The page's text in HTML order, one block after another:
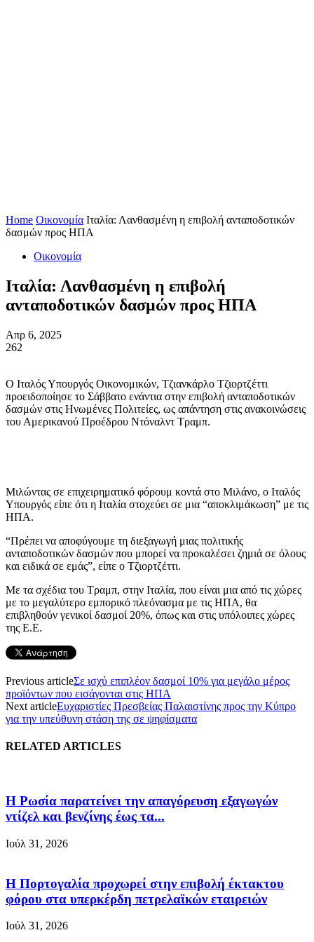
Home Οικονομία Ιταλία: Λανθασμένη η επιβολή ανταποδοτικών
δασμών προς ΗΠΑ
Οικονομία
Ιταλία: Λανθασμένη η επιβολή
ανταποδοτικών δασμών προς ΗΠΑ
Απρ 6, 2025
262
Ο Ιταλός Υπουργός Οικονομικών, Τζιανκάρλο Τζιορτζέττι
προειδοποίησε το Σάββατο ενάντια στην επιβολή ανταποδοτικών
δασμών στις Ηνωμένες Πολιτείες, ως απάντηση στις ανακοινώσεις
του Αμερικανού Προέδρου Ντόναλντ Τραμπ.
Μιλώντας σε επιχειρηματικό φόρουμ κοντά στο Μιλάνο, ο Ιταλός
Υπουργός είπε ότι η Ιταλία στοχεύει σε μια “αποκλιμάκωση” με τις
ΗΠΑ.
“Πρέπει να αποφύγουμε τη διεξαγωγή μιας πολιτικής
ανταποδοτικών δασμών που μπορεί να προκαλέσει ζημιά σε όλους
και ειδικά σε εμάς”, είπε ο Τζιορτζέττι.
Με τα σχέδια του Τραμπ, στην Ιταλία, που είναι μια από τις χώρες
με το μεγαλύτερο εμπορικό πλεόνασμα με τις ΗΠΑ, θα
επιβληθούν γενικοί δασμοί 20%, όπως και στις υπόλοιπες χώρες
της Ε.Ε.
Previous articleΣε ισχύ επιπλέον δασμοί 10% για μεγάλο μέρος
προϊόντων που εισάγονται στις ΗΠΑ
Next articleΕυχαριστίες Πρεσβείας Παλαιστίνης προς την Κύπρο
για την υπεύθυνη στάση της σε ψηφίσματα
RELATED ARTICLES
Η Ρωσία παρατείνει την απαγόρευση εξαγωγών
ντίζελ και βενζίνης έως τα...
Ιούλ 31, 2026
Η Πορτογαλία προχωρεί στην επιβολή έκτακτου
φόρου στα υπερκέρδη πετρελαϊκών εταιρειών
Ιούλ 31, 2026